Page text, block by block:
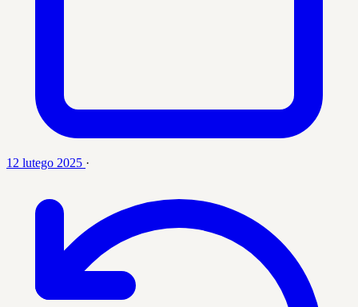
12 lutego 2025 ·